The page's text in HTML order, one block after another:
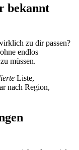
bekannt
zu dir passen?
endlos
müssen.
Liste,
nach Region,